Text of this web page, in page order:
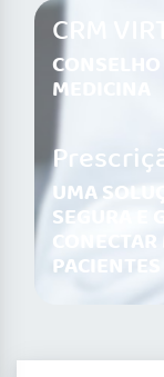
CRM
CONSELHO
MEDICINA
UMA
SEGURA E